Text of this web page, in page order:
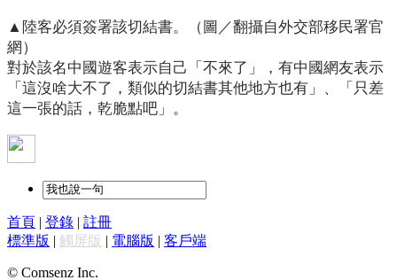
▲陸客必須簽署該切結書。（圖／翻攝自外交部移民署官
網）
對於該名中國遊客表示自己「不來了」，有中國網友表示
「這沒啥大不了，類似的切結書其他地方也有」、「只差
這一張的話，乾脆點吧」。
首頁 | 登錄 | 註冊
標準版 | 觸屏版 | 電腦版 | 客戶端
© Comsenz Inc.